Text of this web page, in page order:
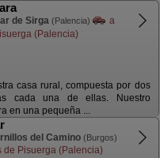
de Sirga (Palencia)
a
(Palencia)
casa rural, compuesta por dos
cada una de ellas. Nuestro
en una pequeña ...
del Camino (Burgos)
de Pisuerga (Palencia)